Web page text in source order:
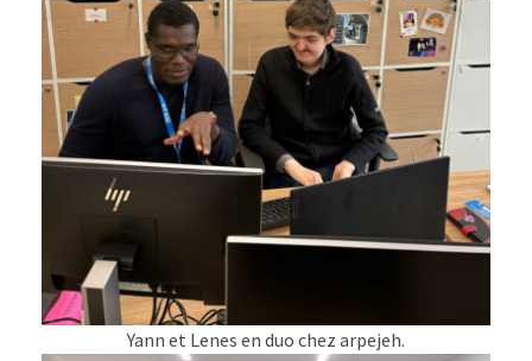
Yann et Lenes en duo chez arpejeh.